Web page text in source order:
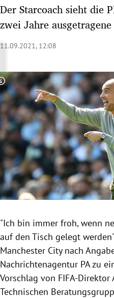
Untermenü
Untermenü
Untermenü
Untermenü
Untermenü
Untermenü
Untermenü
Der Starcoach sieht die
zwei Jahre
11.09.2021, 12:08
Copyright-Hinweis öffnen/
"Ich bin immer froh, wenn
auf den Tisch gelegt
Manchester City nach
Nachrichtenagentur PA zu
Vorschlag von FIFA-Direktor
Technischen